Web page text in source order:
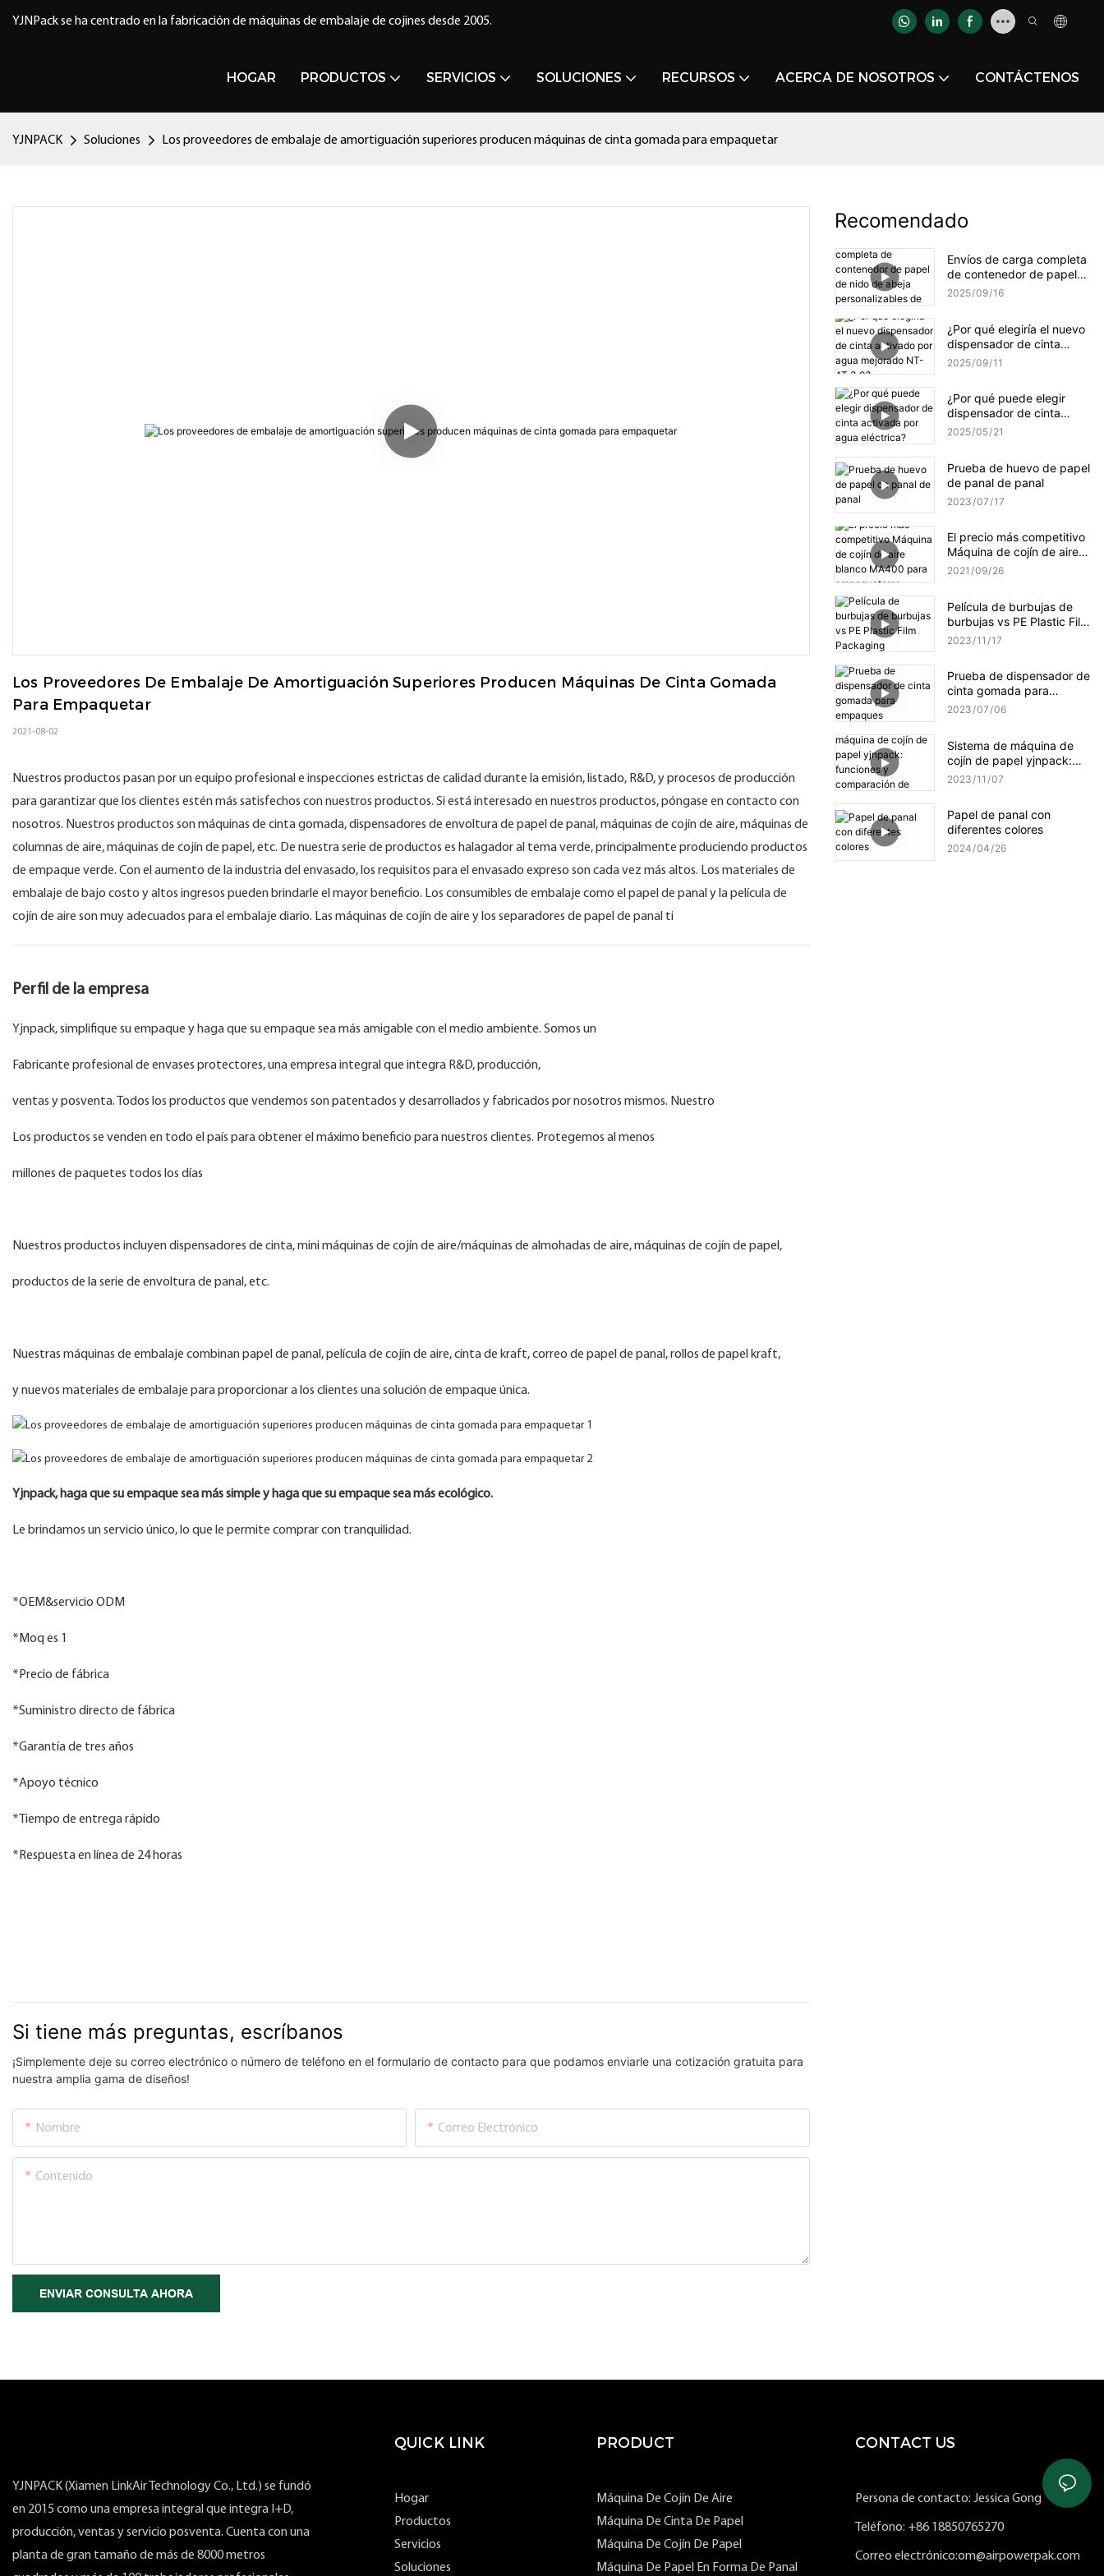
YJNPack se ha centrado en la fabricación de máquinas de embalaje de cojines desde 2005.
HOGAR PRODUCTOS SERVICIOS SOLUCIONES RECURSOS ACERCA DE NOSOTROS CONTÁCTENOS
YJNPACK Soluciones Los proveedores de embalaje de amortiguación superiores producen máquinas de cinta gomada para empaquetar
Los Proveedores De Embalaje De Amortiguación Superiores Producen Máquinas De Cinta Gomada
Para Empaquetar
2021-08-02
Nuestros productos pasan por un equipo profesional e inspecciones estrictas de calidad durante la emisión, listado, R&D, y procesos de producción
para garantizar que los clientes estén más satisfechos con nuestros productos. Si está interesado en nuestros productos, póngase en contacto con
nosotros. Nuestros productos son máquinas de cinta gomada, dispensadores de envoltura de papel de panal, máquinas de cojín de aire, máquinas de
columnas de aire, máquinas de cojín de papel, etc. De nuestra serie de productos es halagador al tema verde, principalmente produciendo productos
de empaque verde. Con el aumento de la industria del envasado, los requisitos para el envasado expreso son cada vez más altos. Los materiales de
embalaje de bajo costo y altos ingresos pueden brindarle el mayor beneficio. Los consumibles de embalaje como el papel de panal y la película de
cojín de aire son muy adecuados para el embalaje diario. Las máquinas de cojín de aire y los separadores de papel de panal ti
Perfil de la empresa
Yjnpack, simplifique su empaque y haga que su empaque sea más amigable con el medio ambiente. Somos un
Fabricante profesional de envases protectores, una empresa integral que integra R&D, producción,
ventas y posventa. Todos los productos que vendemos son patentados y desarrollados y fabricados por nosotros mismos. Nuestro
Los productos se venden en todo el país para obtener el máximo beneficio para nuestros clientes. Protegemos al menos
millones de paquetes todos los días
Nuestros productos incluyen dispensadores de cinta, mini máquinas de cojín de aire/máquinas de almohadas de aire, máquinas de cojín de papel,
productos de la serie de envoltura de panal, etc.
Nuestras máquinas de embalaje combinan papel de panal, película de cojín de aire, cinta de kraft, correo de papel de panal, rollos de papel kraft,
y nuevos materiales de embalaje para proporcionar a los clientes una solución de empaque única.
Yjnpack, haga que su empaque sea más simple y haga que su empaque sea más ecológico.
Le brindamos un servicio único, lo que le permite comprar con tranquilidad.
*OEM&servicio ODM
*Moq es 1
*Precio de fábrica
*Suministro directo de fábrica
*Garantía de tres años
*Apoyo técnico
*Tiempo de entrega rápido
*Respuesta en línea de 24 horas
Si tiene más preguntas, escríbanos
¡Simplemente deje su correo electrónico o número de teléfono en el formulario de contacto para que podamos enviarle una cotización gratuita para
nuestra amplia gama de diseños!
Nombre Correo Electrónico
Contenido
ENVIAR CONSULTA AHORA
Recomendado
Envíos de carga completa
de contenedor de papel
de nido de abeja
2025 09 16
¿Por qué elegiría el nuevo
dispensador de cinta
activado por agua
2025 09 11
¿Por qué puede elegir
dispensador de cinta
activada por agua
2025 05 21
Prueba de huevo de papel
de panal de panal
2023 07 17
El precio más competitivo
Máquina de cojín de aire
blanco MA400 para
2021 09 26
Película de burbujas de
burbujas vs PE Plastic Film
Packaging
2023 11 17
Prueba de dispensador de
cinta gomada para
empaques
2023 07 06
Sistema de máquina de
cojín de papel yjnpack:
funciones y comparación
2023 11 07
Papel de panal con
diferentes colores
2024 04 26
YJNPACK (Xiamen LinkAir Technology Co., Ltd.) se fundó
en 2015 como una empresa integral que integra I+D,
producción, ventas y servicio posventa. Cuenta con una
planta de gran tamaño de más de 8000 metros
QUICK LINK
Hogar
Productos
Servicios
Soluciones
PRODUCT
Máquina De Cojín De Aire
Máquina De Cinta De Papel
Máquina De Cojín De Papel
Máquina De Papel En Forma De Panal
CONTACT US
Persona de contacto: Jessica Gong
Teléfono: +86 18850765270
Correo electrónico:om@airpowerpak.com